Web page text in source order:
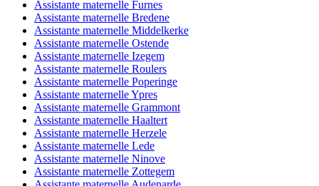
Assistante maternelle Furnes
Assistante maternelle Bredene
Assistante maternelle Middelkerke
Assistante maternelle Ostende
Assistante maternelle Izegem
Assistante maternelle Roulers
Assistante maternelle Poperinge
Assistante maternelle Ypres
Assistante maternelle Grammont
Assistante maternelle Haaltert
Assistante maternelle Herzele
Assistante maternelle Lede
Assistante maternelle Ninove
Assistante maternelle Zottegem